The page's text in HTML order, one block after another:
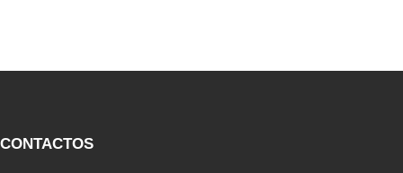
CONTACTOS